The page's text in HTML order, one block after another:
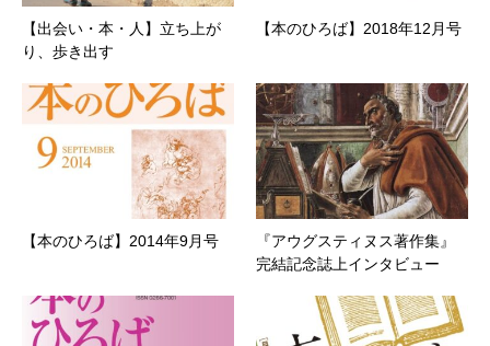
【出会い・本・人】立ち上が
り、歩き出す
【本のひろば】2018年12月号
【本のひろば】2014年9月号
『アウグスティヌス著作集』
完結記念誌上インタビュー